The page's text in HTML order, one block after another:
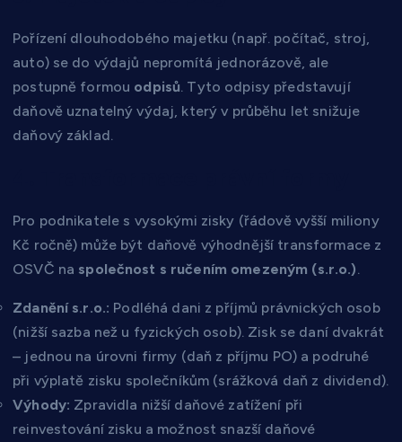
Pořízení dlouhodobého majetku (např. počítač, stroj,
auto) se do výdajů nepromítá jednorázově, ale
postupně formou odpisů. Tyto odpisy představují
daňově uznatelný výdaj, který v průběhu let snižuje
daňový základ.
Pro podnikatele s vysokými zisky (řádově vyšší miliony
Kč ročně) může být daňově výhodnější transformace z
OSVČ na společnost s ručením omezeným (s.r.o.).
Zdanění s.r.o.: Podléhá dani z příjmů právnických osob
(nižší sazba než u fyzických osob). Zisk se daní dvakrát
– jednou na úrovni firmy (daň z příjmu PO) a podruhé
při výplatě zisku společníkům (srážková daň z dividend).
Výhody: Zpravidla nižší daňové zatížení při
reinvestování zisku a možnost snazší daňové